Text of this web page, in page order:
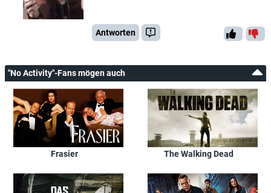
Antworten
"No Activity"-Fans mögen auch
Frasier The Walking Dead